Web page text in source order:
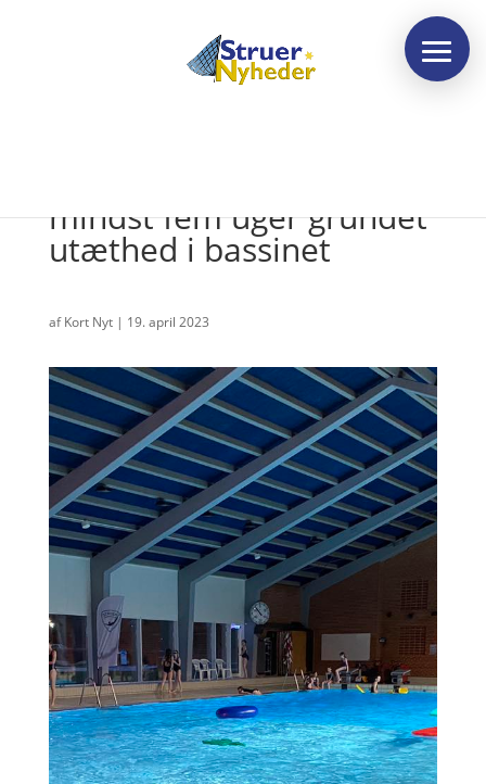
mindst fem uger grundet
utæthed i bassinet
afKort Nyt| 19. april 2023